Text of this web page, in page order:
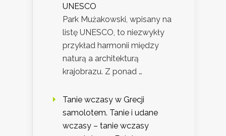
UNESCO
Park Mużakowski, wpisany na
listę UNESCO, to niezwykły
przykład harmonii między
naturą a architekturą
krajobrazu. Z ponad …
Tanie wczasy w Grecji
samolotem. Tanie i udane
wczasy – tanie wczasy